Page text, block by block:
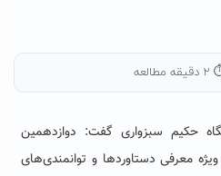
مطالعه
حکیم سبزواری گفت: دوازدهمین
معرفی دستاوردها و توانمندی‌های